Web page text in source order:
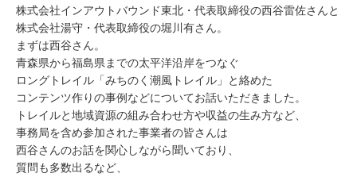
株式会社インアウトバウンド東北・代表取締役の西谷雷佐さんと
株式会社湯守・代表取締役の堀川有さん。
まずは西谷さん。
青森県から福島県までの太平洋沿岸をつなぐ
ロングトレイル「みちのく潮風トレイル」と絡めた
コンテンツ作りの事例などについてお話いただきました。
トレイルと地域資源の組み合わせ方や収益の生み方など、
事務局を含め参加された事業者の皆さんは
西谷さんのお話を関心しながら聞いており、
質問も多数出るなど、